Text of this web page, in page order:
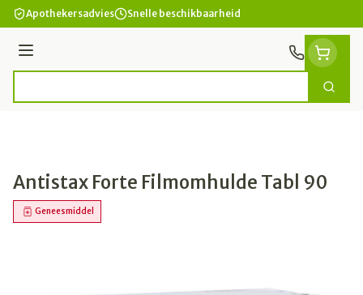
Ga naar de inhoud
Apothekersadvies Snelle beschikbaarheid
Menu
Zoek
Antistax Forte Filmomhulde Tabl 90
Geneesmiddel